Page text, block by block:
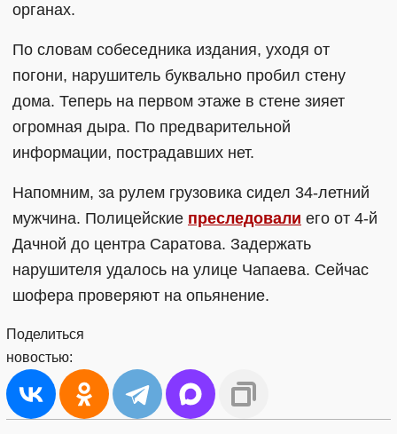
органах.
По словам собеседника издания, уходя от
погони, нарушитель буквально пробил стену
дома. Теперь на первом этаже в стене зияет
огромная дыра. По предварительной
информации, пострадавших нет.
Напомним, за рулем грузовика сидел 34-летний
мужчина. Полицейские преследовали его от 4-й
Дачной до центра Саратова. Задержать
нарушителя удалось на улице Чапаева. Сейчас
шофера проверяют на опьянение.
Поделиться
новостью: